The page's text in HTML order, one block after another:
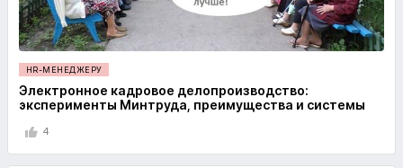
HR-МЕНЕДЖЕРУ
Электронное кадровое делопроизводство:
эксперименты Минтруда, преимущества и системы
4